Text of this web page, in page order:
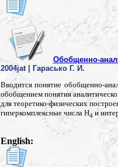
Обобщенно-
2004jat | Гарасько Г. И.
Вводится понятие обобщенно-
обобщением понятия
для теоретико-физических
гиперкомплексные числа H4 и
English: